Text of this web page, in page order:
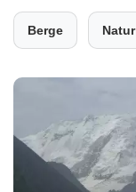
Berge Natur